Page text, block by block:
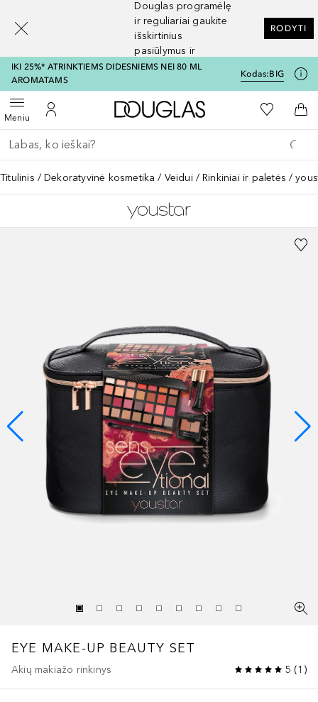
Douglas programėlę
ir reguliariai gaukite
išskirtinius
pasiūlymus ir
nuolaidas
RODYTI
IKI 25%* ATRINKTIEMS DIDESNIEMS NEI 80 ML
AROMATAMS
Kodas:BIG
MeniuAtidaryti meniuĮ mano paskyrą
Į Douglas pagrindinį
Į mano
Į
Grįžk atgal
Vykdykite paiešką
Titulinis Dekoratyvinė kosmetika Veidui Rinkiniai ir paletės
EYE MAKE-UP BEAUTY SET
Akių makiažo rinkinys 5 (1 )
[navigation.slideout.screenreader]